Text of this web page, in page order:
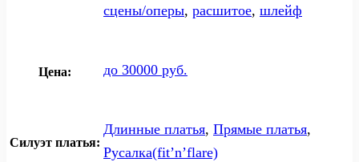
сцены/оперы, расшитое, шлейф
Цена: до 30000 руб.
Силуэт платья:
Длинные платья, Прямые платья,
Русалка(fit’n’flare)